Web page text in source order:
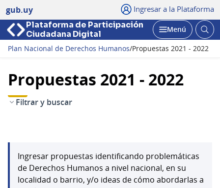
gub.uy Ingresar a la Plataforma
Plataforma de Participación
Ciudadana Digital
Abrir
Menú
Plan Nacional de Derechos Humanos/Propuestas 2021 - 2022
Propuestas 2021 - 2022
Filtrar y buscar
Ingresar propuestas identificando problemáticas
de Derechos Humanos a nivel nacional, en su
localidad o barrio, y/o ideas de cómo abordarlas a